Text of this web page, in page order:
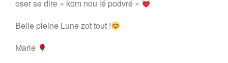
oser se dire « kom nou lé podvré »
Belle pleine Lune zot tout !
Marie